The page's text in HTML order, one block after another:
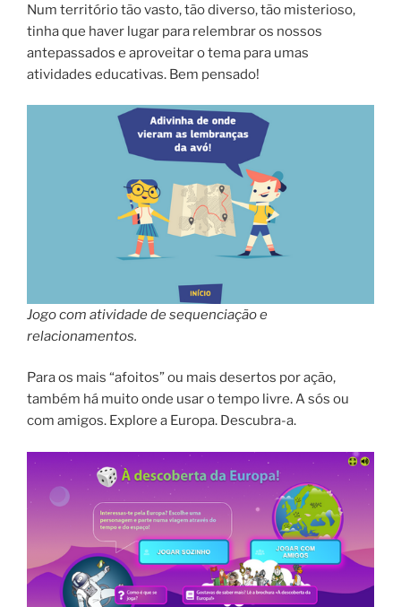
Num território tão vasto, tão diverso, tão misterioso,
tinha que haver lugar para relembrar os nossos
antepassados e aproveitar o tema para umas
atividades educativas. Bem pensado!
Jogo com atividade de sequenciação e
relacionamentos.
Para os mais “afoitos” ou mais desertos por ação,
também há muito onde usar o tempo livre. A sós ou
com amigos. Explore a Europa. Descubra-a.